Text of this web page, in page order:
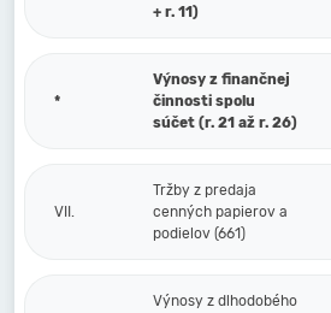
+ r. 11)
*
Výnosy z finančnej
činnosti spolu
súčet (r. 21 až r. 26)
VII.
Tržby z predaja
cenných papierov a
podielov (661)
Výnosy z dlhodobého